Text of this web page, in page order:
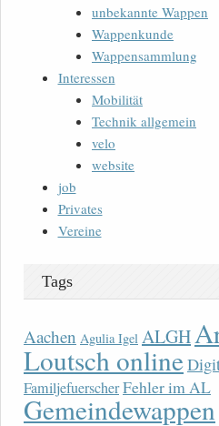
unbekannte Wappen
Wappenkunde
Wappensammlung
Interessen
Mobilität
Technik allgemein
velo
website
job
Privates
Vereine
Tags
Aachen Agulia Igel ALGH
Loutsch online
FamiljefuerscherFehler im AL
Gemeindewappen